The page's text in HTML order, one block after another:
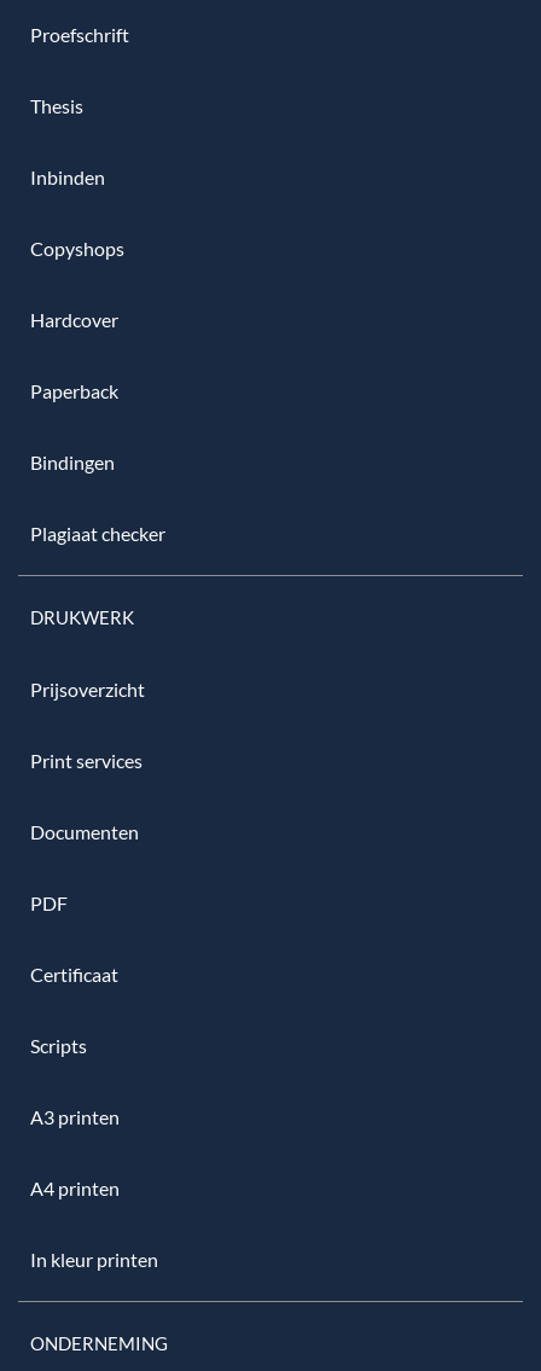
Proefschrift
Thesis
Inbinden
Copyshops
Hardcover
Paperback
Bindingen
Plagiaat checker
DRUKWERK
Prijsoverzicht
Print services
Documenten
PDF
Certificaat
Scripts
A3 printen
A4 printen
In kleur printen
ONDERNEMING